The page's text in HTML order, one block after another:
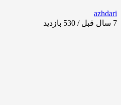
azhdari
7 سال قبل / 530
بازدید